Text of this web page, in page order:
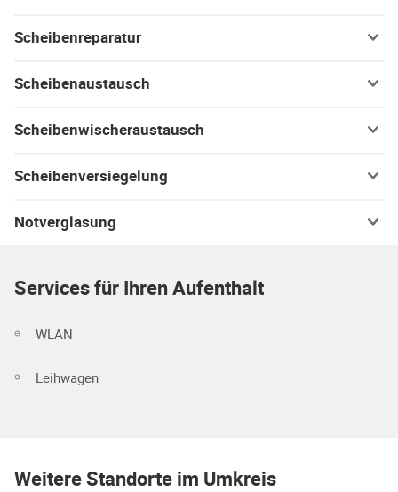
Scheibenreparatur
Scheibenaustausch
Scheibenwischeraustausch
Scheibenversiegelung
Notverglasung
Services für Ihren Aufenthalt
WLAN
Leihwagen
Weitere Standorte im Umkreis